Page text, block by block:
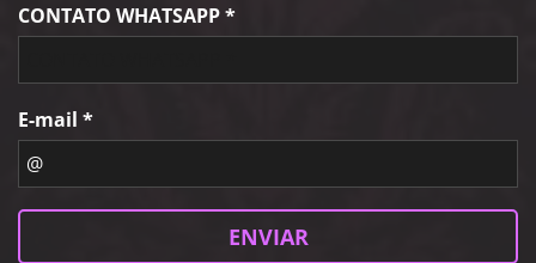
CONTATO WHATSAPP *
E-mail *